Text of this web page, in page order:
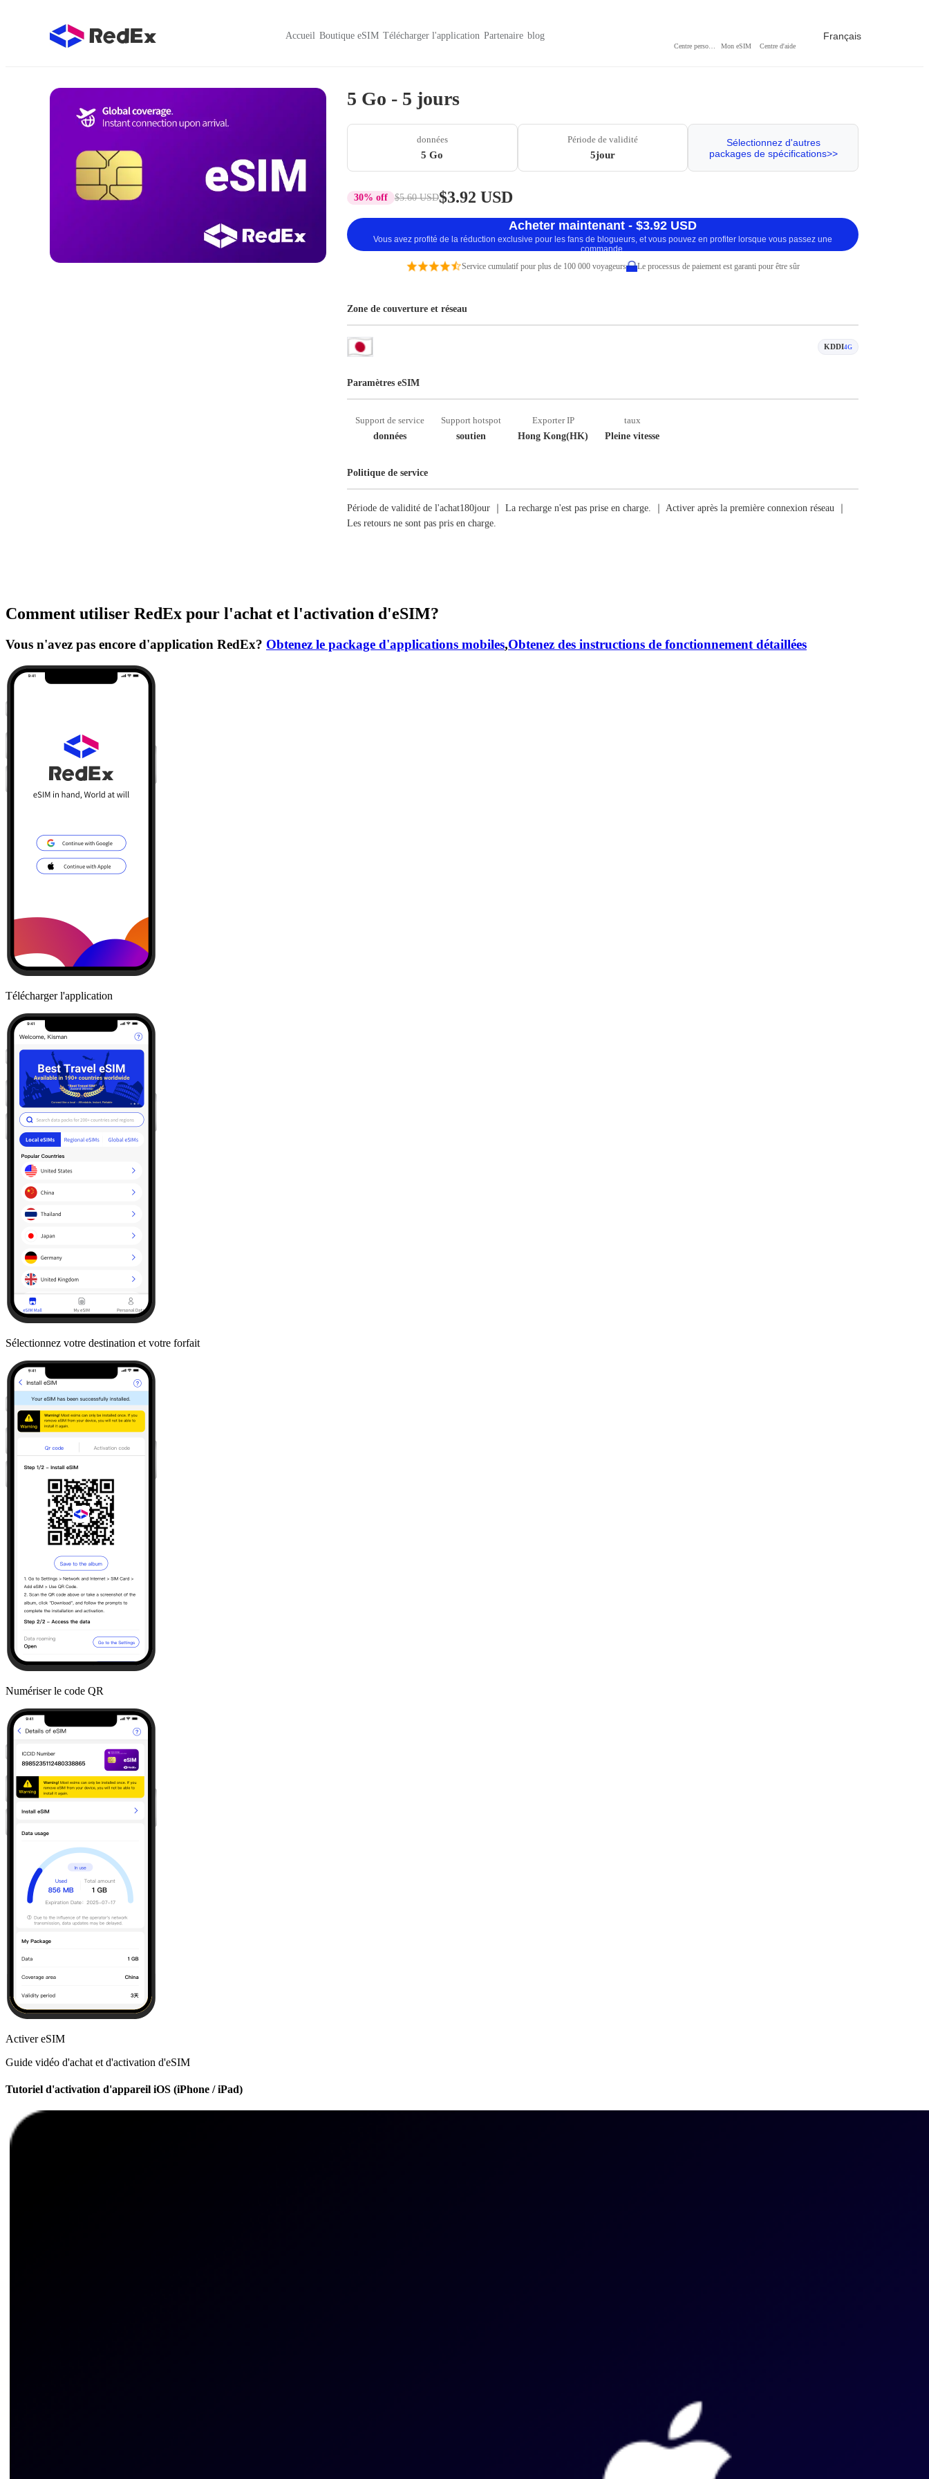
Accueil Boutique eSIM Télécharger l'application Partenaire blog
Mon eSIM Centre d'aide
Français
5 Go - 5 jours
données
5 Go
Période de validité
5jour
Sélectionnez d'autres
packages de spécifications>>
30% off $5.60 USD$3.92 USD
Acheter maintenant - $3.92 USD
Vous avez profité de la réduction exclusive pour les fans de blogueurs, et vous pouvez en profiter lorsque vous passez une
commande.
Service cumulatif pour plus de 100 000 voyageurs
Le processus de paiement est garanti pour être sûr
Zone de couverture et réseau
KDDI4G
Paramètres eSIM
Support de service
données
Support hotspot
soutien
Exporter IP
Hong Kong(HK)
taux
Pleine vitesse
Politique de service
Période de validité de l'achat180jour ｜ La recharge n'est pas prise en charge. ｜ Activer après la première connexion réseau ｜
Les retours ne sont pas pris en charge.
Comment utiliser RedEx pour l'achat et l'activation d'eSIM?
Vous n'avez pas encore d'application RedEx? Obtenez le package d'applications mobiles,Obtenez des instructions de fonctionnement détaillées
Télécharger l'application
Sélectionnez votre destination et votre forfait
Numériser le code QR
Activer eSIM
Guide vidéo d'achat et d'activation d'eSIM
Tutoriel d'activation d'appareil iOS (iPhone / iPad)